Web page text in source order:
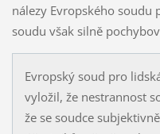
nálezy Evropského soudu
soudu však silně
Evropský soud pro
vyložil, že nestrannost
že se soudce